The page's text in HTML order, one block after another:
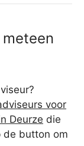
voor
Deurze die
de button om